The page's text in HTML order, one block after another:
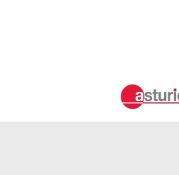
isolation de combles performante réalisée
dépenses énergétiques en optant pour
Le tarif pour effectuer les
connaître l'estimation des tarifs en utilisant